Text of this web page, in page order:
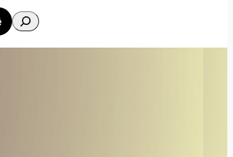
Tìm
kiếm